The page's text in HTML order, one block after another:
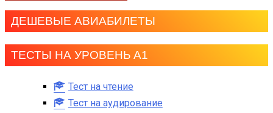
ДЕШЕВЫЕ АВИАБИЛЕТЫ
ТЕСТЫ НА УРОВЕНЬ А1
Тест на чтение
Тест на аудирование